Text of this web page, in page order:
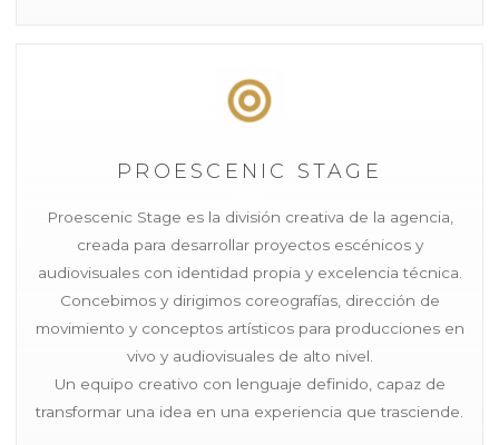
PROESCENIC STAGE
Proescenic Stage es la división creativa de la agencia,
creada para desarrollar proyectos escénicos y
audiovisuales con identidad propia y excelencia técnica.
Concebimos y dirigimos coreografías, dirección de
movimiento y conceptos artísticos para producciones en
vivo y audiovisuales de alto nivel.
Un equipo creativo con lenguaje definido, capaz de
transformar una idea en una experiencia que trasciende.